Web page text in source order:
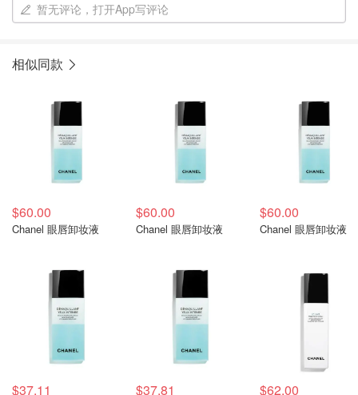
暂无评论，打开App写评论
相似同款
$60.00
Chanel 眼唇卸妆液
$60.00
Chanel 眼唇卸妆液
$60.00
Chanel 眼唇卸妆液
$37.11 $37.81 $62.00